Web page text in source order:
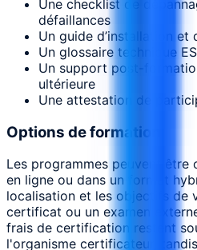
Une checklist de
défaillances
Un guide d’installation et
Un glossaire technique
Un support post-
ultérieure
Une attestation de
Options de formation
Les programmes peuvent être
en ligne ou dans un format
localisation et les objectifs de
certificat ou un examen
frais de certification restent
l'organisme certificateur,